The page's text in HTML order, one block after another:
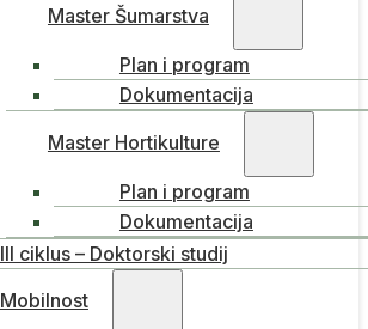
Master Šumarstva
Plan i program
Dokumentacija
Master Hortikulture
Plan i program
Dokumentacija
III ciklus – Doktorski studij
Mobilnost